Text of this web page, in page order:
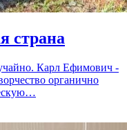
страна
Карл Ефимович -
органично